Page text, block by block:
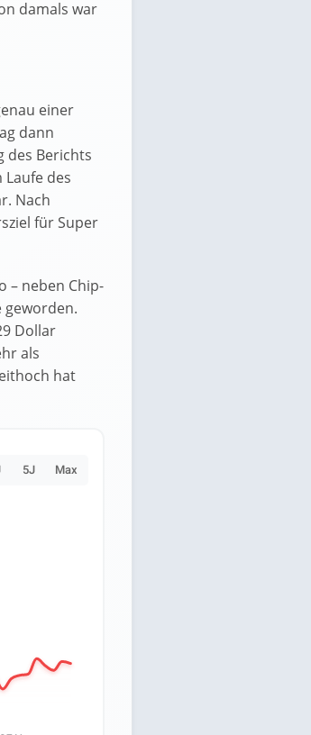
damals war
einer
dann
des Berichts
des
Nach
für Super
– neben Chip-
geworden.
Dollar
als
hat
5J Max